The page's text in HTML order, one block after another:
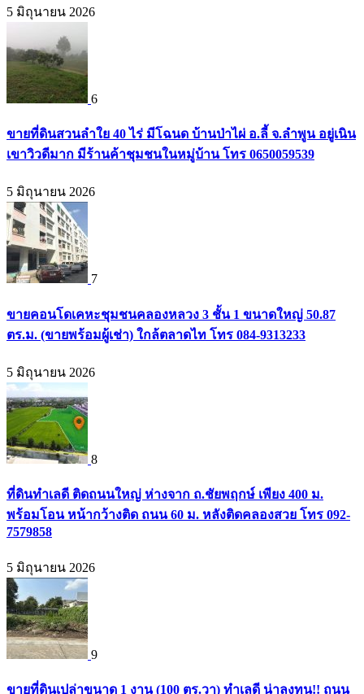
5 มิถุนายน 2026
6
ขายที่ดินสวนลำใย 40 ไร่ มีโฉนด บ้านป่าไผ่ อ.ลี้ จ.ลำพูน อยู่เนิน
เขาวิวดีมาก มีร้านค้าชุมชนในหมู่บ้าน โทร 0650059539
5 มิถุนายน 2026
7
ขายคอนโดเคหะชุมชนคลองหลวง 3 ชั้น 1 ขนาดใหญ่ 50.87
ตร.ม. (ขายพร้อมผู้เช่า) ใกล้ตลาดไท โทร 084-9313233
5 มิถุนายน 2026
8
ที่ดินทำเลดี ติดถนนใหญ่ ห่างจาก ถ.ชัยพฤกษ์ เพียง 400 ม.
พร้อมโอน หน้ากว้างติด ถนน 60 ม. หลังติดคลองสวย โทร 092-
7579858
5 มิถุนายน 2026
9
ขายที่ดินเปล่าขนาด 1 งาน (100 ตร.วา) ทำเลดี น่าลงทุน!! ถนน